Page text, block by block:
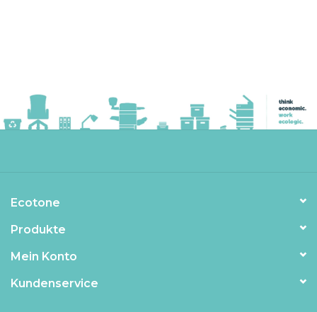
Ecotone
Produkte
Mein Konto
Kundenservice